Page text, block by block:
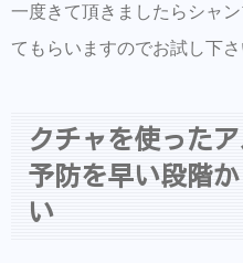
一度きて頂きましたらシャ
てもらいますのでお試し下さ
クチャを使った
予防を早い段階
い